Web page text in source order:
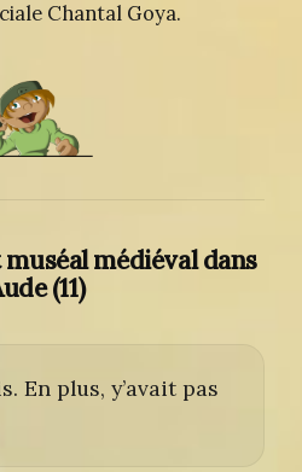
Chantal Goya.
médiéval dans
(11)
En plus, y’avait pas